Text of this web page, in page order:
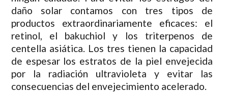
daño solar contamos con tres tipos de
productos extraordinariamente eficaces: el
retinol, el bakuchiol y los triterpenos de
centella asiática. Los tres tienen la capacidad
de espesar los estratos de la piel envejecida
por la radiación ultravioleta y evitar las
consecuencias del envejecimiento acelerado.